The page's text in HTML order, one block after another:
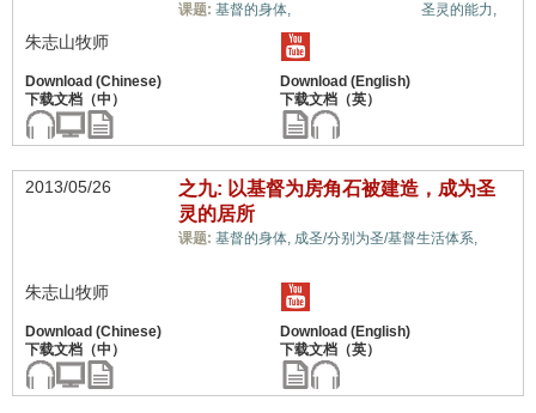
课题: 基督的身体, 圣灵的能力,
朱志山牧师
2013/05/26
之九: 以基督为房角石被建造，成为圣
灵的居所
课题: 基督的身体, 成圣/分别为圣/基督生活体系,
朱志山牧师